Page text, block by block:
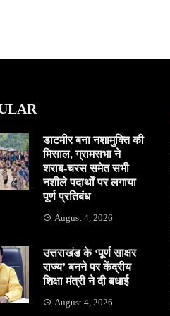
डाटमीर बना नशामुक्ति की
मिसाल, ग्रामसभा ने
शराब-चरस समेत सभी
नशीले पदार्थों पर लगाया
पूर्ण प्रतिबंध
August 4, 2026
उत्तराखंड के ‘पूर्ण साक्षर
राज्य’ बनने पर केंद्रीय
शिक्षा मंत्री ने दी बधाई
August 4, 2026